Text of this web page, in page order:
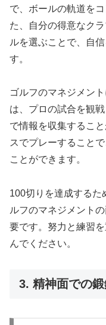
で、ボールの軌道を
た、自分の得意なク
ルを選ぶことで、自
す。
ゴルフのマネジメン
は、プロの試合を観
で情報を収集するこ
スでプレーすること
ことができます。
100切りを達成するた
ルフのマネジメント
要です。努力と練習
んでください。
3. 精神面での